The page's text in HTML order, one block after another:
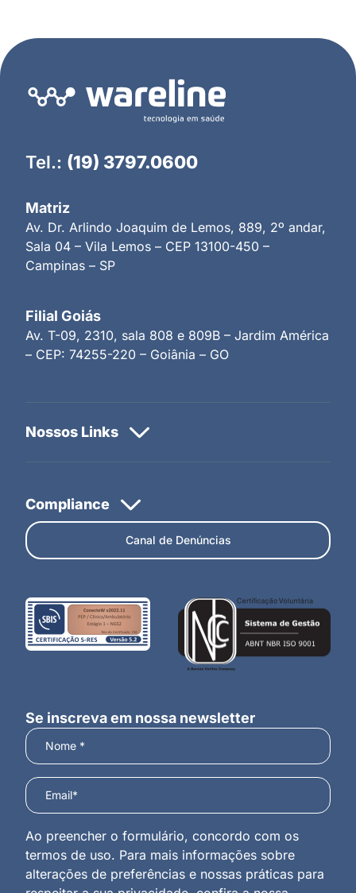
Tel.: (19) 3797.0600
Matriz
Av. Dr. Arlindo Joaquim de Lemos, 889, 2º andar,
Sala 04 – Vila Lemos – CEP 13100-450 –
Campinas – SP
Filial Goiás
Av. T-09, 2310, sala 808 e 809B – Jardim América
– CEP: 74255-220 – Goiânia – GO
Canal de Denúncias
Se inscreva em nossa newsletter
Ao preencher o formulário, concordo com os
termos de uso. Para mais informações sobre
alterações de preferências e nossas práticas para